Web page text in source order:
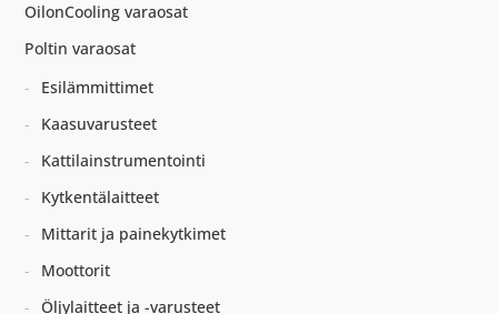
OilonCooling varaosat
Poltin varaosat
Esilämmittimet
Kaasuvarusteet
Kattilainstrumentointi
Kytkentälaitteet
Mittarit ja painekytkimet
Moottorit
Öljylaitteet ja -varusteet